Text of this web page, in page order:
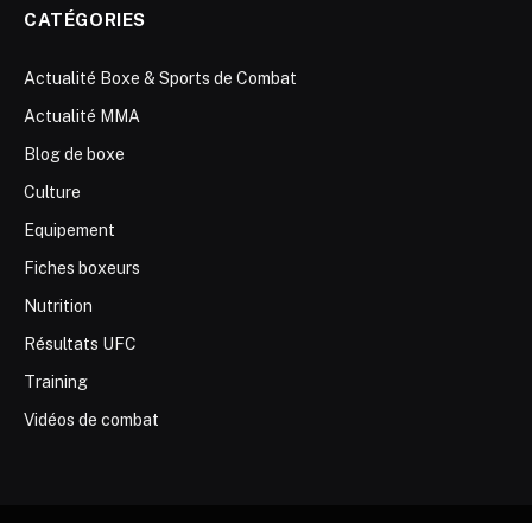
CATÉGORIES
Actualité Boxe & Sports de Combat
Actualité MMA
Blog de boxe
Culture
Equipement
Fiches boxeurs
Nutrition
Résultats UFC
Training
Vidéos de combat